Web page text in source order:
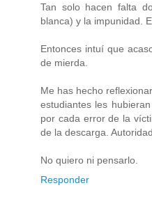
Tan solo hacen falta
blanca) y la impunidad.
Entonces intuí que
de mierda.
Me has hecho
estudiantes les
por cada error de la
de la descarga.
No quiero ni pensarlo.
Responder